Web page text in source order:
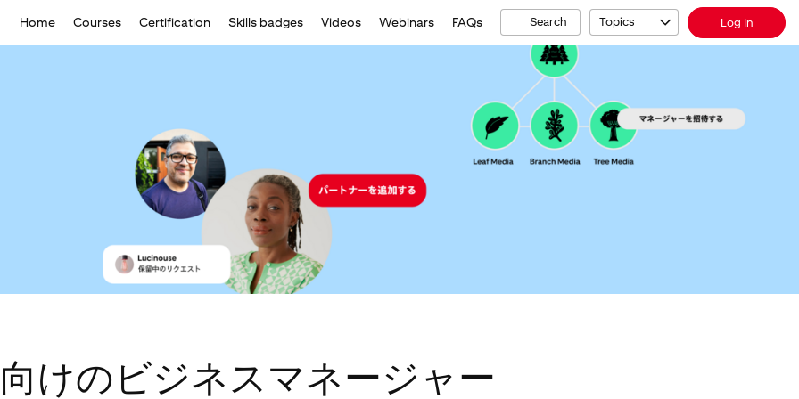
Home Courses Certification Skills badges Videos Webinars FAQs Search Topics Log In
けのビジネスマネージャー